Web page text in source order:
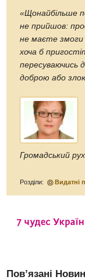
«Щонайбільше
не прийшов:
не маєте
хоча б
пересуваючись
доброю або
Громадський
Розділи: Видатні
Пов’язані